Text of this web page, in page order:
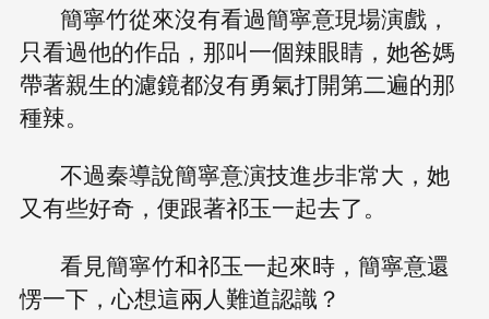
簡寧竹從來沒有看過簡寧意現場演戲，
只看過他的作品，那叫一個辣眼睛，她爸媽
帶著親生的濾鏡都沒有勇氣打開第二遍的那
種辣。
不過秦導說簡寧意演技進步非常大，她
又有些好奇，便跟著祁玉一起去了。
看見簡寧竹和祁玉一起來時，簡寧意還
愣一下，心想這兩人難道認識？